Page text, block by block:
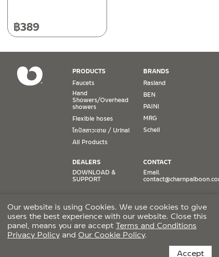
฿389
PRODUCTS
Faucets
Hand
Showers/Overhead
showers
Flexible hoses
โถปัสสาวะชาย / Urinal
All Products
BRANDS
Rasland
BEN
PAINI
MRG
Schell
DEALERS
DOWNLOAD &
SUPPORT
Lazada
Shopee
CONTACT
Email.
TikTok
Facebook
CCTV POLICY
Our website is using Cookies. We use cookies to give
users the best experience with our website. Close this
panel, means you are accept Terms and Conditions
Privacy Policy and Our Cookie Policy.
Accept